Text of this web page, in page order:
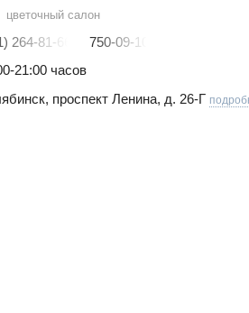
цветочный салон
264-81-66
750-09-10
21:00 часов
проспект Ленина, д. 26-Г